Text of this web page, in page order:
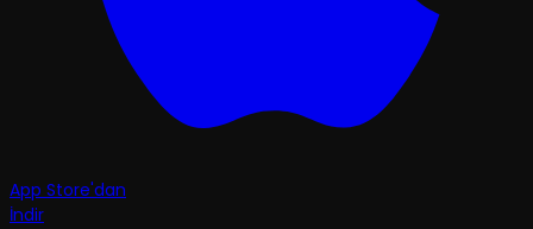
App Store'dan
İndir